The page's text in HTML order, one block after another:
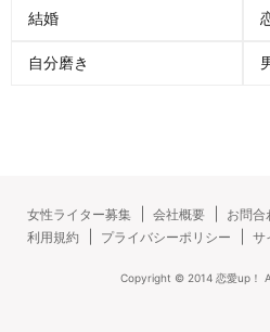
結婚
自分磨き
女性ライター募集 会社概要 お問合
利用規約
プライバシーポリシー サ
Copyright © 2014 恋愛up！